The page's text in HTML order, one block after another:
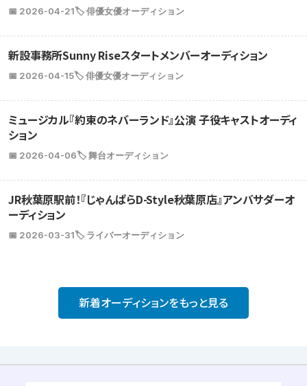
📅 2026-04-21🏷️ 俳優女優オーディション
新設事務所Sunny Riseスタートメンバーオーディション
📅 2026-04-15🏷️ 俳優女優オーディション
ミュージカル『約束のネバーランド』公演 子役キャストオーディ
ション
📅 2026-04-06🏷️ 舞台オーディション
JR秋葉原駅前！『じゃんぱらD-Style秋葉原店』アンバサダーオ
ーディション
📅 2026-03-31🏷️ ライバーオーディション
新着オーディションをもっと見る